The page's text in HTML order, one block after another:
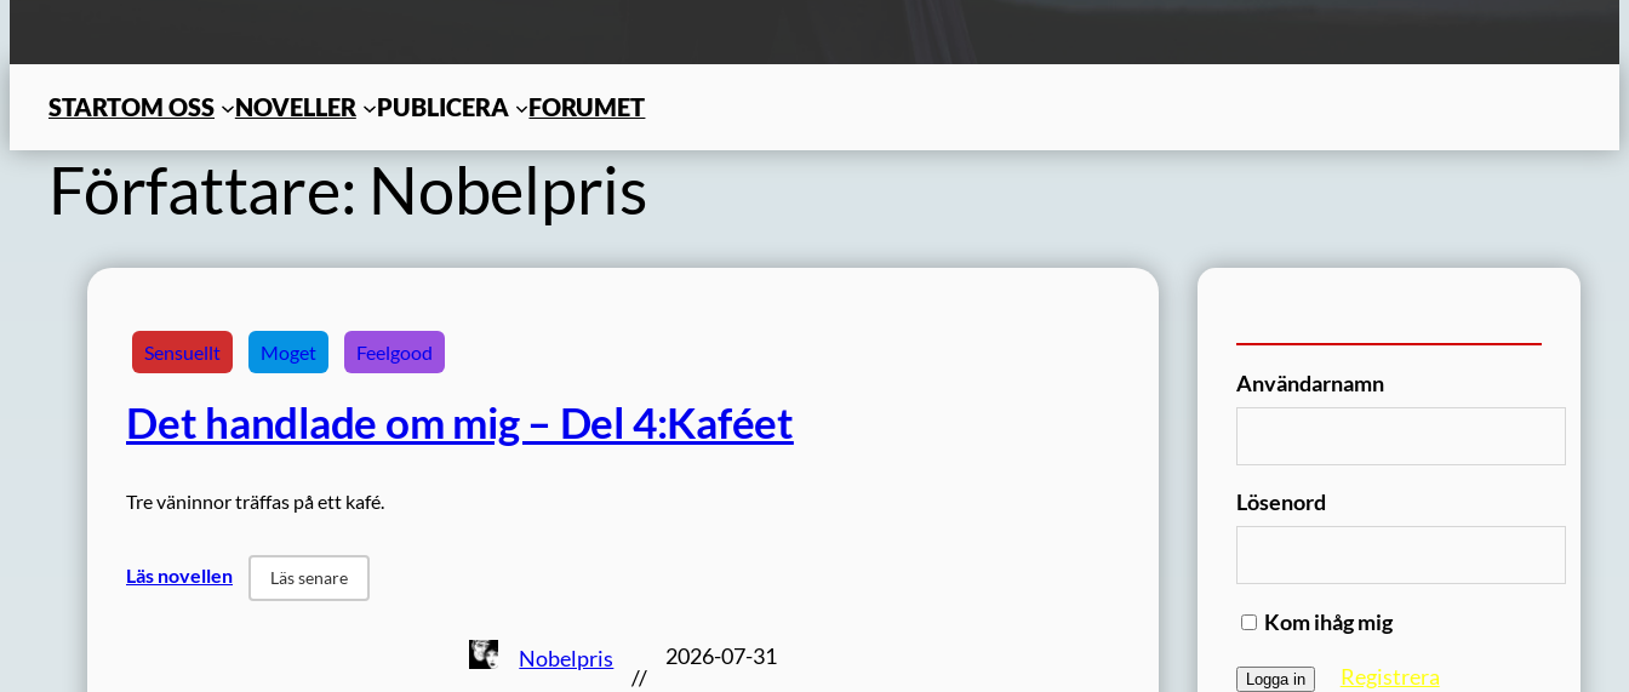
STARTOM OSS NOVELLER PUBLICERA FORUMET
Författare: Nobelpris
Sensuellt Moget Feelgood
Det handlade om mig – Del 4:Kaféet
Tre väninnor träffas på ett kafé.
Läs novellen Läs senare
Nobelpris
//
2026-07-31
Användarnamn
Lösenord
Kom ihåg mig
Registrera